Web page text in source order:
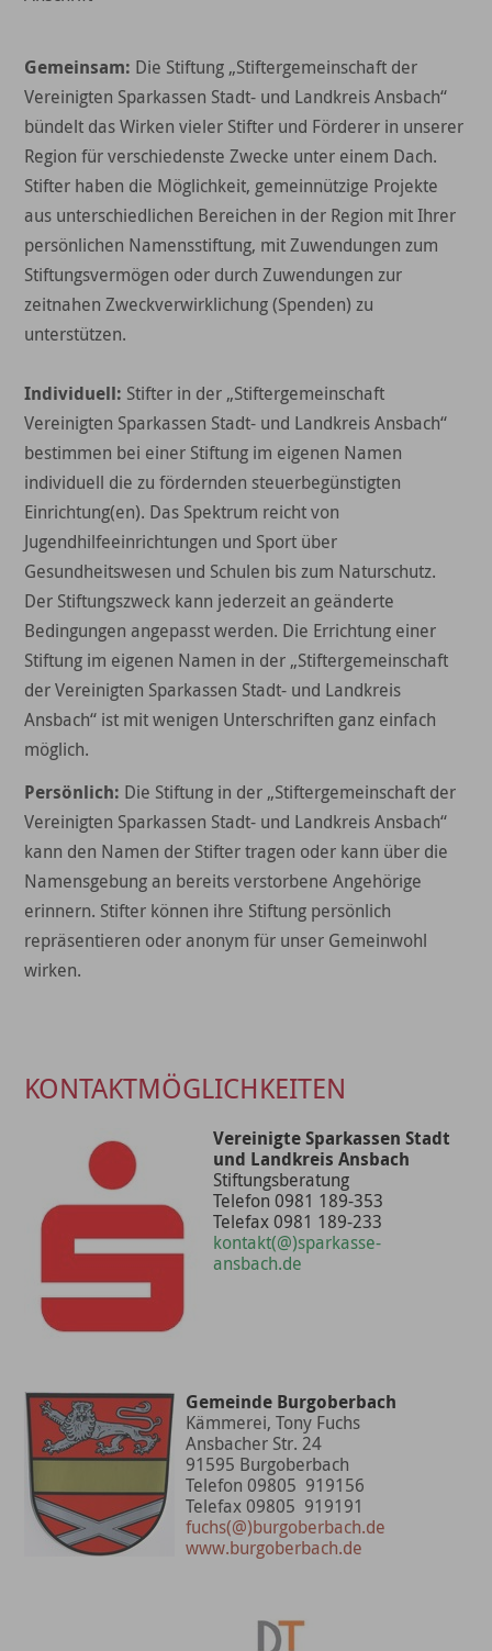
Gemeinsam: Die Stiftung „Stiftergemeinschaft der
Vereinigten Sparkassen Stadt- und Landkreis Ansbach“
bündelt das Wirken vieler Stifter und Förderer in unserer
Region für verschiedenste Zwecke unter einem Dach.
Stifter haben die Möglichkeit, gemeinnützige Projekte
aus unterschiedlichen Bereichen in der Region mit Ihrer
persönlichen Namensstiftung, mit Zuwendungen zum
Stiftungsvermögen oder durch Zuwendungen zur
zeitnahen Zweckverwirklichung (Spenden) zu
unterstützen.
Individuell: Stifter in der „Stiftergemeinschaft
Vereinigten Sparkassen Stadt- und Landkreis Ansbach“
bestimmen bei einer Stiftung im eigenen Namen
individuell die zu fördernden steuerbegünstigten
Einrichtung(en). Das Spektrum reicht von
Jugendhilfeeinrichtungen und Sport über
Gesundheitswesen und Schulen bis zum Naturschutz.
Der Stiftungszweck kann jederzeit an geänderte
Bedingungen angepasst werden. Die Errichtung einer
Stiftung im eigenen Namen in der „Stiftergemeinschaft
der Vereinigten Sparkassen Stadt- und Landkreis
Ansbach“ ist mit wenigen Unterschriften ganz einfach
möglich.
Persönlich: Die Stiftung in der „Stiftergemeinschaft der
Vereinigten Sparkassen Stadt- und Landkreis Ansbach“
kann den Namen der Stifter tragen oder kann über die
Namensgebung an bereits verstorbene Angehörige
erinnern. Stifter können ihre Stiftung persönlich
repräsentieren oder anonym für unser Gemeinwohl
wirken.
KONTAKTMÖGLICHKEITEN
Vereinigte Sparkassen Stadt
und Landkreis Ansbach
Stiftungsberatung
Telefon 0981 189-353
Telefax 0981 189-233
kontakt(@)sparkasse-
ansbach.de
Gemeinde Burgoberbach
Kämmerei, Tony Fuchs
Ansbacher Str. 24
91595 Burgoberbach
Telefon 09805 919156
Telefax 09805 919191
fuchs(@)burgoberbach.de
www.burgoberbach.de